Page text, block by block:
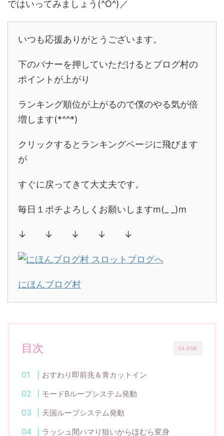
ではいってみましょう(^O^)／
いつも応援ありがとうございます。
下のバナーを押していただけるとブログ村の
ポイントが上がり
ランキング順位が上がるので僕のやる気が倍
増します(*^^*)
クリックするとランキングページに飛びます
が
すぐに戻ってきて大丈夫です。
毎日１ポチよろしくお願いしますm(_ _)m
↓ ↓ ↓ ↓ ↓
にほんブログ村
CLOSE
目次
おすわり即前兆＆青カットイン
モードBループシステム発動
天国ループシステム発動
ラッシュ間ハマり狙いからほむら変身